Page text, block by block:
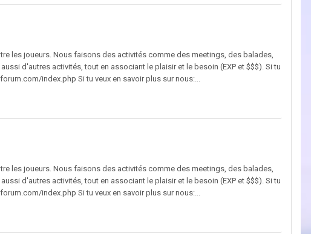
les joueurs. Nous faisons des activités comme des meetings, des balades,
d'autres activités, tout en associant le plaisir et le besoin (EXP et $$$). Si tu
index.php Si tu veux en savoir plus sur nous:...
les joueurs. Nous faisons des activités comme des meetings, des balades,
d'autres activités, tout en associant le plaisir et le besoin (EXP et $$$). Si tu
index.php Si tu veux en savoir plus sur nous:...